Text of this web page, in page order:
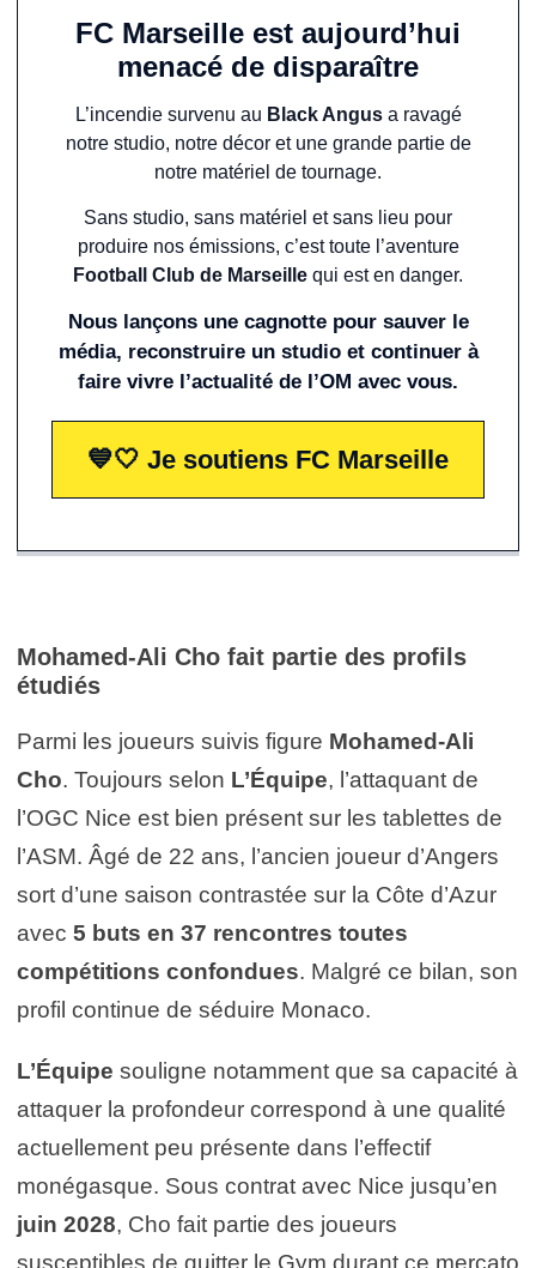
FC Marseille est aujourd’hui
menacé de disparaître
L’incendie survenu au Black Angusa ravagé
notre studio, notre décor et une grande partie de
notre matériel de tournage.
Sans studio, sans matériel et sans lieu pour
produire nos émissions, c’est toute l’aventure
Football Club de Marseille qui est en danger.
Nous lançons une cagnotte pour sauver le
média, reconstruire un studio et continuer à
faire vivre l’actualité de l’OM avec vous.
💙🤍 Je soutiens FC Marseille
Mohamed-Ali Cho fait partie des profils
étudiés
Parmi les joueurs suivis figure Mohamed-Ali
Cho. Toujours selon L’Équipe, l’attaquant de
l’OGC Nice est bien présent sur les tablettes de
l’ASM. Âgé de 22 ans, l’ancien joueur d’Angers
sort d’une saison contrastée sur la Côte d’Azur
avec 5 buts en 37 rencontres toutes
compétitions confondues. Malgré ce bilan, son
profil continue de séduire Monaco.
L’Équipe souligne notamment que sa capacité à
attaquer la profondeur correspond à une qualité
actuellement peu présente dans l’effectif
monégasque. Sous contrat avec Nice jusqu’en
juin 2028, Cho fait partie des joueurs
susceptibles de quitter le Gym durant ce mercato